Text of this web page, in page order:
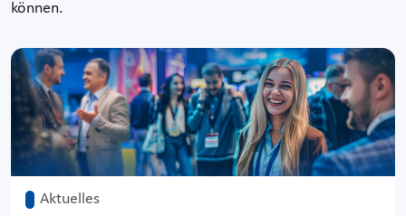
können.
Aktuelles